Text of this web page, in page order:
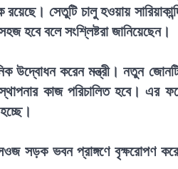
সেতুটি চালু হওয়ায়
হবে বলে সংশ্লিষ্টরা জানিয়েছেন।
করেন মন্ত্রী। নতুন
কাজ পরিচালিত হবে। এর
সড়ক ভবন প্রাঙ্গণে বৃক্ষরোপণ